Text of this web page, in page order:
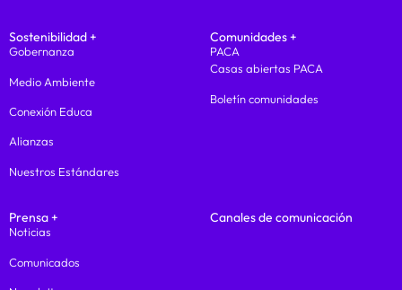
Sostenibilidad +
Gobernanza
Medio Ambiente
Conexión Educa
Alianzas
Nuestros Estándares
Comunidades +
PACA
Casas abiertas PACA
Boletín comunidades
Prensa +
Noticias
Comunicados
Canales de comunicación